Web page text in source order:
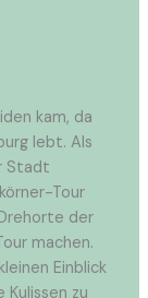
kam, da
lebt. Als
Stadt
Tour
der
machen.
Einblick
zu